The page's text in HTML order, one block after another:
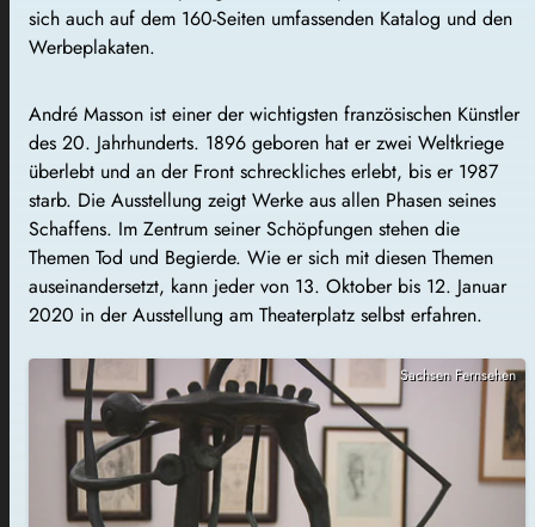
sich auch auf dem 160-Seiten umfassenden Katalog und den
Werbeplakaten.
André Masson ist einer der wichtigsten französischen Künstler
des 20. Jahrhunderts. 1896 geboren hat er zwei Weltkriege
überlebt und an der Front schreckliches erlebt, bis er 1987
starb. Die Ausstellung zeigt Werke aus allen Phasen seines
Schaffens. Im Zentrum seiner Schöpfungen stehen die
Themen Tod und Begierde. Wie er sich mit diesen Themen
auseinandersetzt, kann jeder von 13. Oktoberbis 12. Januar
2020 in der Ausstellung am Theaterplatz selbst erfahren.
Sachsen Fernsehen